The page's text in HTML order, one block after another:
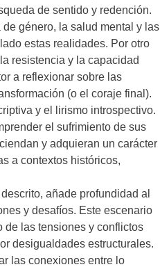
de sentido y redención.
género, la salud mental y las
estas realidades. Por otro
resistencia y la capacidad
a reflexionar sobre las
(o el coraje final).
y el lirismo introspectivo.
el sufrimiento de sus
y adquieran un carácter
a contextos históricos,
añade profundidad al
y desafíos. Este escenario
de las tensiones y conflictos
desigualdades estructurales.
las conexiones entre lo